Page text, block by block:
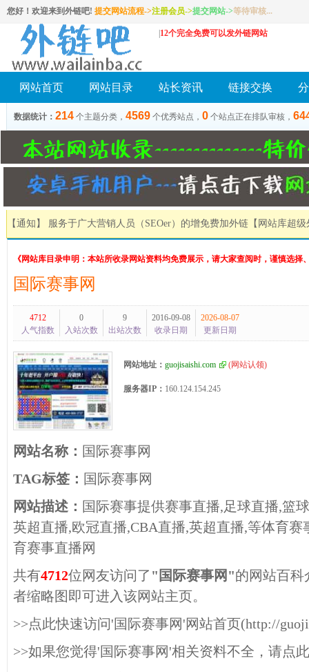
您好！欢迎来到外链吧! 提交网站流程->注册会员->提交网站->等待审核...
12个完全免费可以发外链网站
网站首页 网站目录 站长资讯 链接交换
数据统计： 214 个主题分类， 4569 个优秀站点， 0 个站点正在排队审核，
【通知】 服务于广大营销人员（SEOer）的增免费加外链 【网站库超
《网站库目录申明：本站所收录网站资料均免费展示，请大家查阅时，谨慎选择
国际赛事网
4712
人气指数
0
入站次数
9
出站次数
2016-09-08
收录日期
2026-08-07
更新日期
网站地址： guojisaishi.com (网站认领)
服务器IP： 160.124.154.245
网站名称： 国际赛事网
TAG标签： 国际赛事网
网站描述： 国际赛事提供赛事直播,足球直播,篮
英超直播,欧冠直播,CBA直播,英超直播,等体育
育赛事直播网
共有4712位网友访问了 "国际赛事网"的网站百科
者缩略图即可进入该网站主页。
>>点此快速访问'国际赛事网'网站首页(http://
>>如果您觉得'国际赛事网'相关资料不全，请点